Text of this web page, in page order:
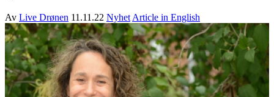
Av Live Drønen 11.11.22 Nyhet Article in English